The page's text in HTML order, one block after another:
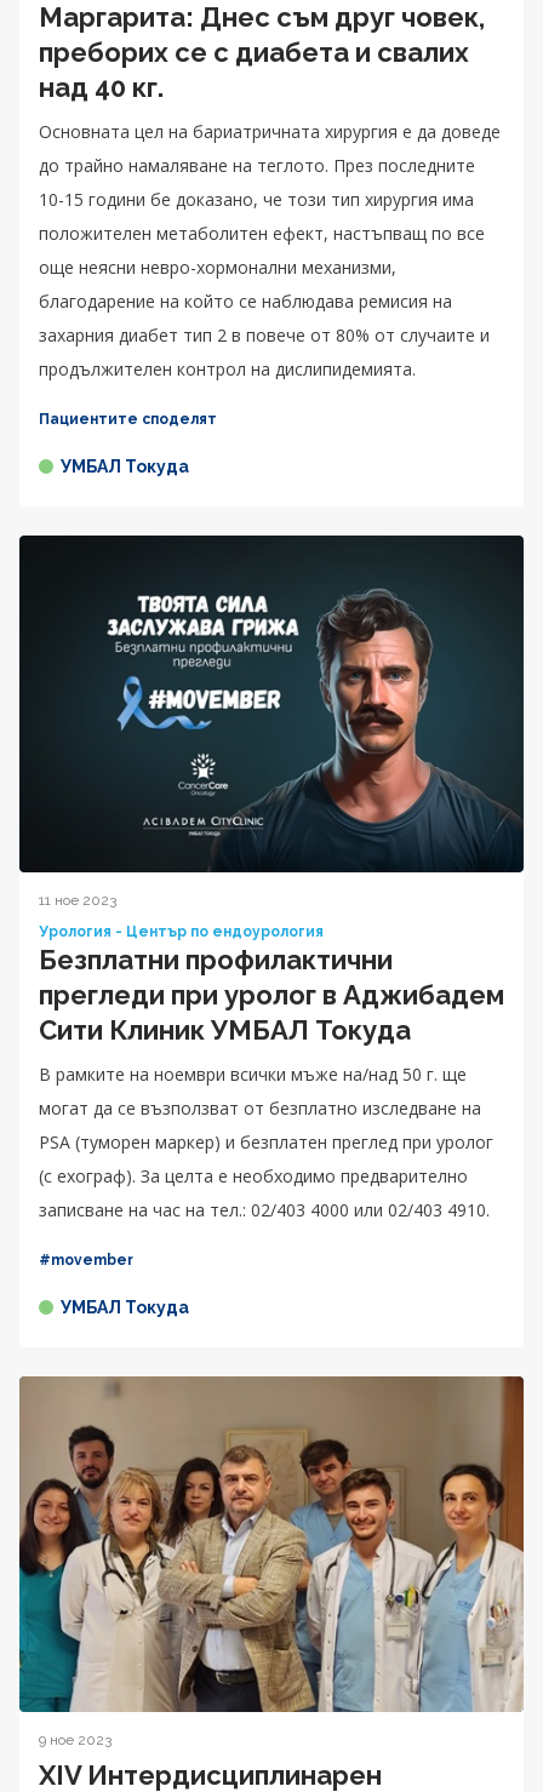
Маргарита: Днес съм друг човек,
преборих се с диабета и свалих
над 40 кг.
Основната цел на бариатричната хирургия е да доведе
до трайно намаляване на теглото. През последните
10-15 години бе доказано, че този тип хирургия има
положителен метаболитен ефект, настъпващ по все
още неясни невро-хормонални механизми,
благодарение на който се наблюдава ремисия на
захарния диабет тип 2 в повече от 80% от случаите и
продължителен контрол на дислипидемията.
Пациентите споделят
УМБАЛ Токуда
11 ное 2023
Урология - Център по ендоурология
Безплатни профилактични
прегледи при уролог в Аджибадем
Сити Клиник УМБАЛ Токуда
В рамките на ноември всички мъже на/над 50 г. ще
могат да се възползват от безплатно изследване на
PSA (туморен маркер) и безплатен преглед при уролог
(с ехограф). За целта е необходимо предварително
записване на час на тел.: 02/403 4000 или 02/403 4910.
#movember
УМБАЛ Токуда
9 ное 2023
XIV Интердисциплинарен